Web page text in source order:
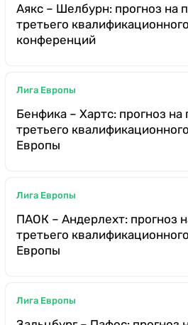
Аякс – Шелбурн: прогноз на
третьего
конференций
Лига Европы
Бенфика – Хартс: прогноз на
третьего
Европы
Лига Европы
ПАОК – Андерлехт: прогноз
третьего
Европы
Лига Европы